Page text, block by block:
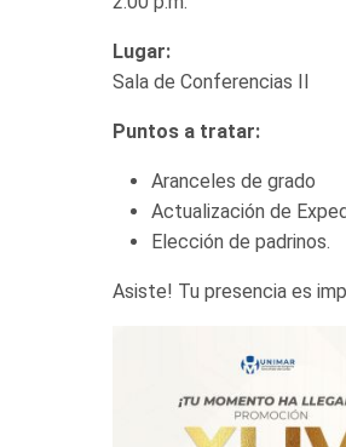
Lugar:
Sala de Conferencias II
Puntos a tratar:
Aranceles de grado
Actualización de
Elección de padrinos.
Asiste! Tu presencia es